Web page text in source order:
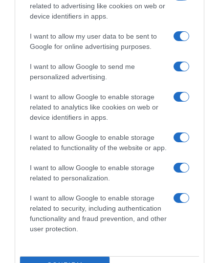
related to advertising like cookies on web or
device identifiers in apps.
I want to allow my user data to be sent to
Google for online advertising purposes.
I want to allow Google to send me
personalized advertising.
I want to allow Google to enable storage
related to analytics like cookies on web or
device identifiers in apps.
I want to allow Google to enable storage
related to functionality of the website or app.
I want to allow Google to enable storage
related to personalization.
I want to allow Google to enable storage
related to security, including authentication
functionality and fraud prevention, and other
user protection.
CHI SIAMO
Dalla tv, alla brace. RicetteInTv.com nasce dall'idea di
raccogliere le follie culinarie di chef navigati e cuochi
improvvisati, che preferiscono gli studi televisivi alle cucine di
un ristorante...continua...
Chi Siamo | Contatti
Cookie
Privacy
Ricette in Tv - P.IVA 02821290349